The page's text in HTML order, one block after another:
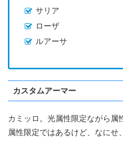
サリア
ローザ
ルアーサ
カスタムアーマー
カミッロ。光属性限定ながら属
属性限定ではあるけど、なにせ